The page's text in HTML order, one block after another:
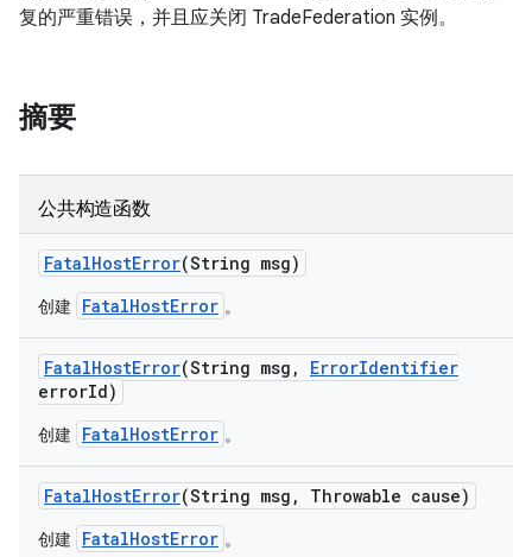
复的严重错误，并且应关闭 TradeFederation 实例。
摘要
公共构造函数
FatalHostError(String msg)
创建 FatalHostError 。
FatalHostError(String msg , ErrorIdentifier
errorId)
创建 FatalHostError 。
FatalHostError(String msg , Throwable cause)
创建 FatalHostError 。